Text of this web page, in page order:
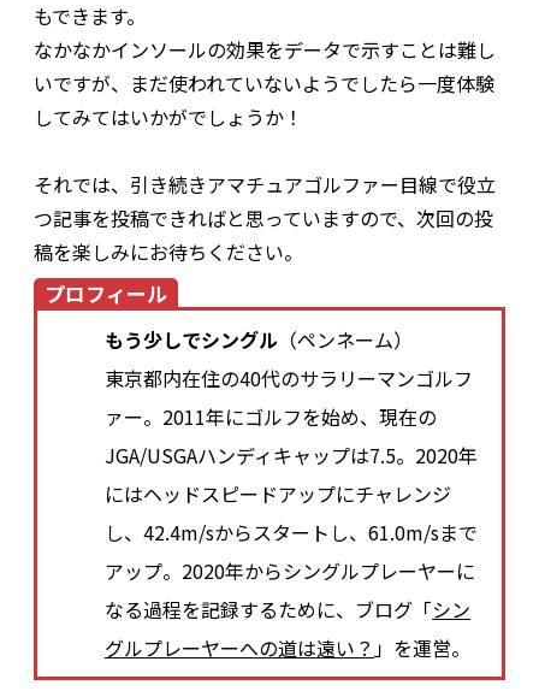
もできます。
なかなかインソールの効果をデータで示すことは難し
いですが、まだ使われていないようでしたら一度体験
してみてはいかがでしょうか！
それでは、引き続きアマチュアゴルファー目線で役立
つ記事を投稿できればと思っていますので、次回の投
稿を楽しみにお待ちください。
プロフィール
もう少しでシングル （ペンネーム）
東京都内在住の40代のサラリーマンゴルフ
ァー。2011年にゴルフを始め、現在の
JGA/USGAハンディキャップは7.5。2020年
にはヘッドスピードアップにチャレンジ
し、42.4m/sからスタートし、61.0m/sまで
アップ。2020年からシングルプレーヤーに
なる過程を記録するために、ブログ「シン
グルプレーヤーへの道は遠い？」を運営。